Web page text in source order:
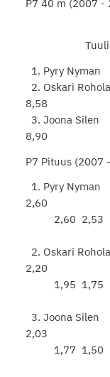
P7 40 m (2007 -
Tuuli:
1. Pyry
2.
8,58
3.
8,90
P7 Pituus (2007
1.
2,60
2,60 2,53
2.
2,20
1,95 1,75
3.
2,03
1,77 1,50